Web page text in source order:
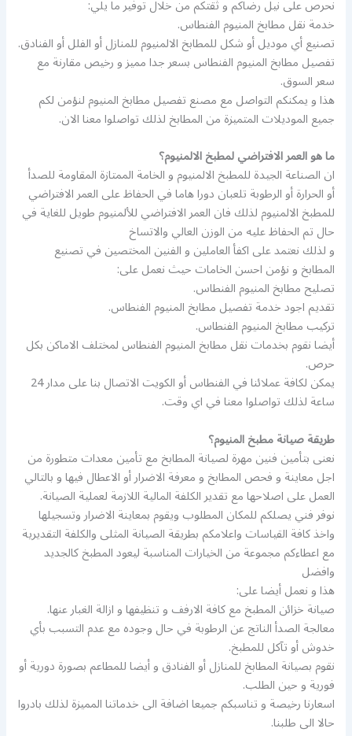
نحرص على نيل رضاكم و ثقتكم من خلال توفير ما يلي:
خدمة نقل مطابخ المنيوم الفنطاس.
تصنيع أي موديل أو شكل للمطابخ الالمنيوم للمنازل أو الفلل أو الفنادق.
تفصيل مطابخ المنيوم الفنطاس بسعر جدا مميز و رخيص مقارنة مع
سعر السوق.
هذا و يمكنكم التواصل مع مصنع تفصيل مطابخ المنيوم لنؤمن لكم
جميع الموديلات المتميزة من المطابخ لذلك تواصلوا معنا الان.
ما هو العمر الافتراضي لمطبخ الالمنيوم؟
ان الصناعة الجيدة للمطبخ الالمنيوم و الخامة الممتازة المقاومة للصدأ
أو الحرارة أو الرطوبة تلعبان دورا هاما في الحفاظ على العمر الافتراضي
للمطبخ الالمنيوم لذلك فان العمر الافتراضي للألمنيوم طويل للغاية في
حال تم الحفاظ عليه من الوزن العالي والاتساخ
و لذلك نعتمد على اكفأ العاملين و الفنين المختصين في تصنيع
المطابخ و نؤمن احسن الخامات حيث نعمل على:
تصليح مطابخ المنيوم الفنطاس.
تقديم اجود خدمة تفصيل مطابخ المنيوم الفنطاس.
تركيب مطابخ المنيوم الفنطاس.
أيضا نقوم بخدمات نقل مطابخ المنيوم الفنطاس لمختلف الاماكن بكل
حرص.
يمكن لكافة عملائنا في الفنطاس أو الكويت الاتصال بنا على مدار 24
ساعة لذلك تواصلوا معنا في اي وقت.
طريقة صيانة مطبخ المنيوم؟
نعنى بتأمين فنين مهرة لصيانة المطابخ مع تأمين معدات متطورة من
اجل معاينة و فحص المطابخ و معرفة الاضرار أو الاعطال فيها و بالتالي
العمل على اصلاحها مع تقدير الكلفة المالية اللازمة لعملية الصيانة.
نوفر فني يصلكم للمكان المطلوب ويقوم بمعاينة الاضرار وتسجيلها
واخذ كافة القياسات واعلامكم بطريقة الصيانة المثلى والكلفة التقديرية
مع اعطاءكم مجموعة من الخيارات المناسبة ليعود المطبخ كالجديد
وافضل
هذا و نعمل أيضا على:
صيانة خزائن المطبخ مع كافة الارفف و تنظيفها و ازالة الغبار عنها.
معالجة الصدأ الناتج عن الرطوبة في حال وجوده مع عدم التسبب بأي
خدوش أو تآكل للمطبخ.
نقوم بصيانة المطابخ للمنازل أو الفنادق و أيضا للمطاعم بصورة دورية أو
فورية و حين الطلب.
اسعارنا رخيصة و تناسبكم جميعا اضافة الى خدماتنا المميزة لذلك بادروا
حالا الى طلبنا.